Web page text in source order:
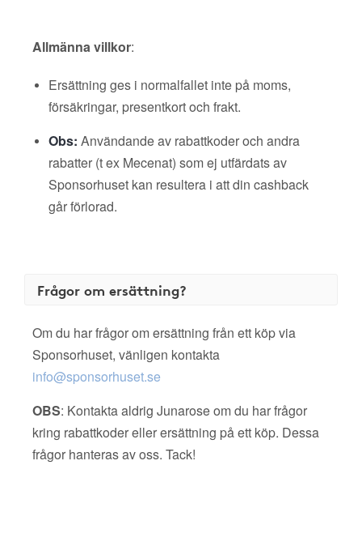
Allmänna villkor:
Ersättning ges i normalfallet inte på moms,
försäkringar, presentkort och frakt.
Obs: Användande av rabattkoder och andra
rabatter (t ex Mecenat) som ej utfärdats av
Sponsorhuset kan resultera i att din cashback
går förlorad.
Frågor om ersättning?
Om du har frågor om ersättning från ett köp via
Sponsorhuset, vänligen kontakta
info@sponsorhuset.se
OBS: Kontakta aldrig Junarose om du har frågor
kring rabattkoder eller ersättning på ett köp. Dessa
frågor hanteras av oss. Tack!